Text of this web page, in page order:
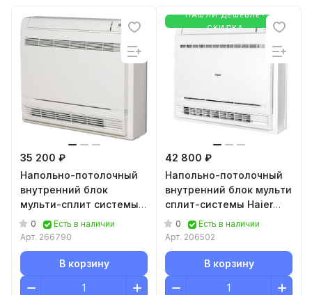
35 200 ₽
Напольно-потолочный
внутренний блок
мульти-сплит системы
Aeronik Multizone ASI-
09COHMZK(GEH09AA-
0
Есть в наличии
Арт. 266790
В корзину
НАШЛИ ДЕШЕВЛЕ-
СКИДКА
42 800 ₽
Напольно-потолочный
внутренний блок мульти
сплит-системы Haier
AF35S2SD1FA
0
Есть в наличии
Арт. 206502
В корзину